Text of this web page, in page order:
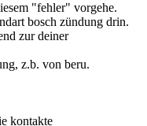
"fehler" vorgehe.
bosch zündung drin.
zur deiner
z.b. von beru.
kontakte